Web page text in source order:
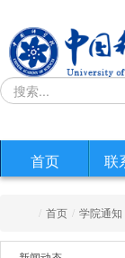
首页 联
/ 首页 / 学院通知